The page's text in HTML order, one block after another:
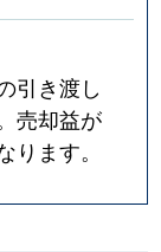
引き渡し
売却益が
ます。